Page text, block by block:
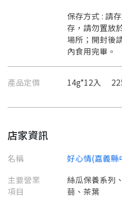
保存方式 : 請
存，請勿置放
場所；開封後
內食用完畢。
產品定價 14g*12入
店家資訊
名稱
好心情(嘉義縣
主要營業
項目
絲瓜保養系列
蒻、茶葉